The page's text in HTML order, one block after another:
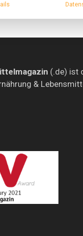
(.de) ist
&